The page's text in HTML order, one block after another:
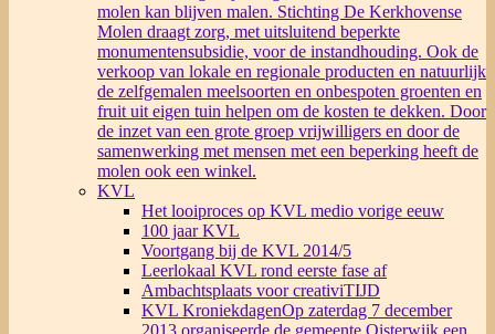
molen kan blijven malen. Stichting De Kerkhovense
Molen draagt zorg, met uitsluitend beperkte
monumentensubsidie, voor de instandhouding. Ook de
verkoop van lokale en regionale producten en natuurlijk
de zelfgemalen meelsoorten en onbespoten groenten en
fruit uit eigen tuin helpen om de kosten te dekken. Door
de inzet van een grote groep vrijwilligers en door de
samenwerking met mensen met een beperking heeft de
molen ook een winkel.
KVL
Het looiproces op KVL medio vorige eeuw
100 jaar KVL
Voortgang bij de KVL 2014/5
Leerlokaal KVL rond eerste fase af
Ambachtsplaats voor creativiTIJD
KVL KroniekdagenOp zaterdag 7 december
2013 organiseerde de gemeente Oisterwijk een